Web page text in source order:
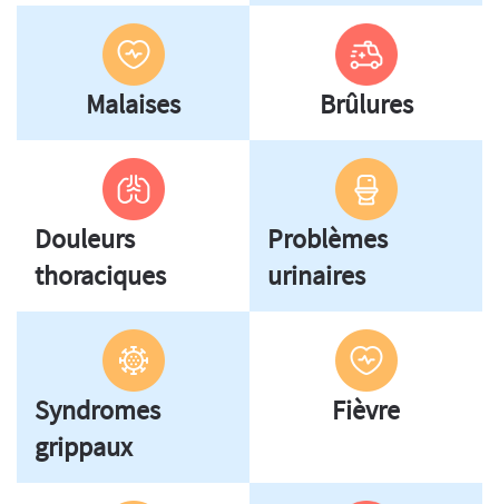
Malaises Brûlures
Douleurs
thoraciques
Problèmes
urinaires
Syndromes
grippaux
Fièvre